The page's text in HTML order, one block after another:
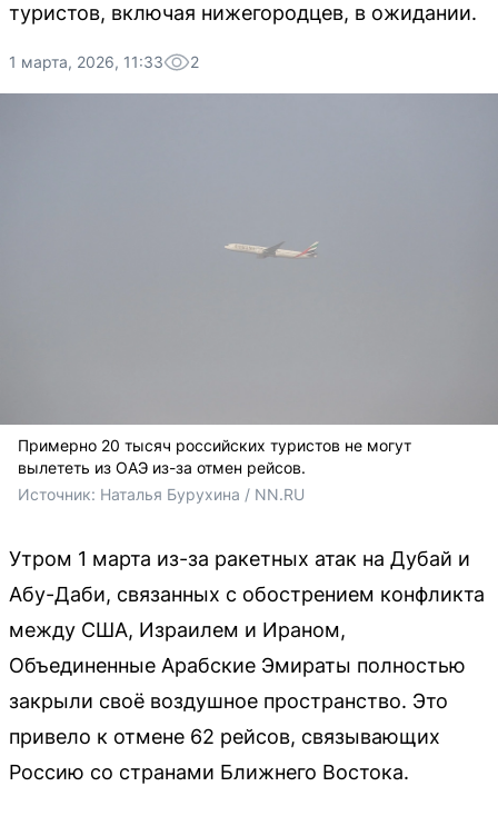
туристов, включая нижегородцев, в ожидании.
1 марта, 2026, 11:33 2
Примерно 20 тысяч российских туристов не могут
вылететь из ОАЭ из-за отмен рейсов.
Источник: Наталья Бурухина / NN.RU
Утром 1 марта из-за ракетных атак на Дубай и
Абу-Даби, связанных с обострением конфликта
между США, Израилем и Ираном,
Объединенные Арабские Эмираты полностью
закрыли своё воздушное пространство. Это
привело к отмене 62 рейсов, связывающих
Россию со странами Ближнего Востока.